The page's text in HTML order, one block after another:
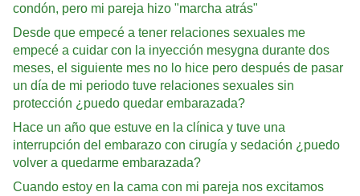
condón, pero mi pareja hizo "marcha atrás"
Desde que empecé a tener relaciones sexuales me
empecé a cuidar con la inyección mesygna durante dos
meses, el siguiente mes no lo hice pero después de pasar
un día de mi periodo tuve relaciones sexuales sin
protección ¿puedo quedar embarazada?
Hace un año que estuve en la clínica y tuve una
interrupción del embarazo con cirugía y sedación ¿puedo
volver a quedarme embarazada?
Cuando estoy en la cama con mi pareja nos excitamos